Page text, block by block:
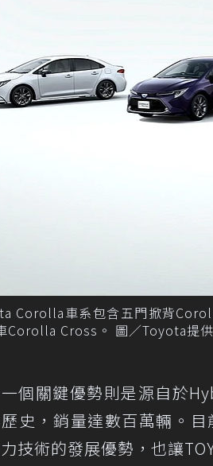
Corolla車系包含五門掀背
Corolla Cross。 圖／Toyota提供
個關鍵優勢則是源自於
史，銷量達數百萬輛。
技術的發展優勢，也讓